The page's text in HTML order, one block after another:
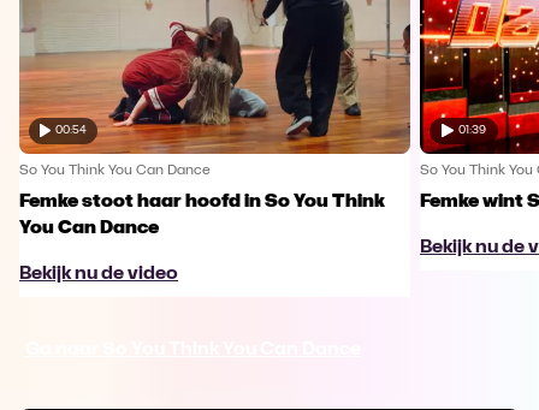
00:54
So You Think You Can Dance
Femke stoot haar hoofd in So You Think
You Can Dance
Bekijk nu de video
01:39
So You Think You
Femke wint
Bekijk nu de